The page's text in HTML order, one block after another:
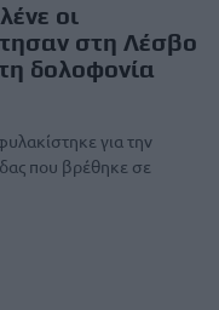
οι
στη Λέσβο
δολοφονία
για την
που βρέθηκε σε